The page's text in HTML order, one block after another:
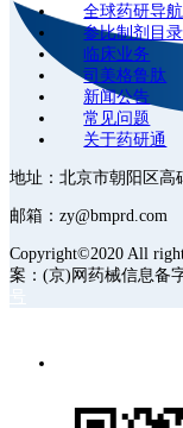
全球药研导航
参比制剂目录
临床业务
司美格鲁肽
新闻公告
常见问题
关于药研通
地址：北京市朝阳区高
邮箱：zy@bmprd.com
Copyright©2020 All
案：(京)网药械信息